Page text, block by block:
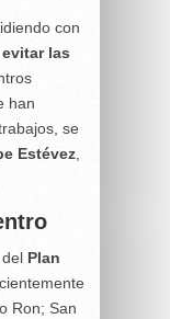
con
evitar las
han
se
Estévez
Plan
Ron; San